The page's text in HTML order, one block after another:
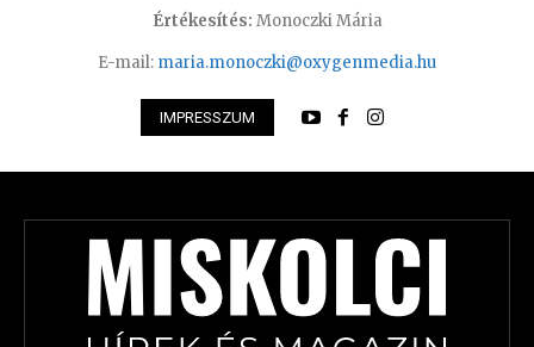
Értékesítés: Monoczki Mária
E-mail: maria.monoczki@oxygenmedia.hu
IMPRESSZUM